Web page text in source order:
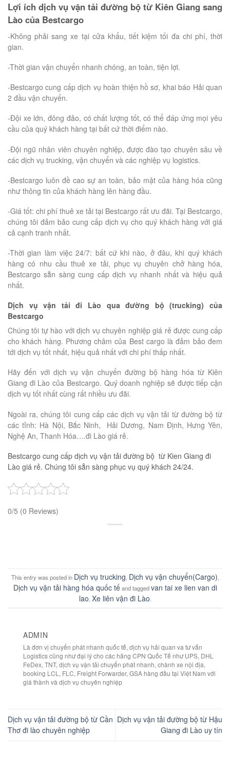
Lợi ích dịch vụ vận tải đường bộ từ Kiên Giang sang
Lào của Bestcargo
-Không phải sang xe tại cửa khẩu, tiết kiệm tối đa chi phí, thời
gian.
-Thời gian vận chuyển nhanh chóng, an toàn, tiện lợi.
-Bestcargo cung cấp dịch vụ hoàn thiện hồ sơ, khai báo Hải quan
2 đầu vận chuyển.
-Đội xe lớn, đông đảo, có chất lượng tốt, có thể đáp ứng mọi yêu
cầu của quý khách hàng tại bất cứ thời điểm nào.
-Đội ngũ nhân viên chuyên nghiệp, được đào tạo chuyên sâu về
các dịch vụ trucking, vận chuyển và các nghiệp vụ logistics.
-Bestcargo luôn đề cao sự an toàn, bảo mật của hàng hóa cũng
như thông tin của khách hàng lên hàng đầu.
-Giá tốt: chi phí thuê xe tải tại Bestcargo rất ưu đãi. Tại Bestcargo,
chúng tôi đảm bảo cung cấp dịch vụ cho quý khách hàng với giá
cả cạnh tranh nhất.
-Thời gian làm việc 24/7: bất cứ khi nào, ở đâu, khi quý khách
hàng có nhu cầu thuê xe tải, phục vụ chuyên chở hàng hóa,
Bestcargo sẵn sàng cung cấp dịch vụ nhanh nhất và hiệu quả
nhất.
Dịch vụ vận tải đi Lào qua đường bộ (trucking) của
Bestcargo
Chúng tôi tự hào với dịch vụ chuyên nghiệp giá rẻ được cung cấp
cho khách hàng. Phương châm của Best cargo là đảm bảo đem
tới dịch vụ tốt nhất, hiệu quả nhất với chi phí thấp nhất.
Hãy đến với dịch vụ vận chuyển đường bộ hàng hóa từ Kiên
Giang đi Lào của Bestcargo. Quý doanh nghiệp sẽ được tiếp cận
dịch vụ tốt nhất cùng rất nhiều ưu đãi.
Ngoài ra, chúng tôi cung cấp các dịch vụ vận tải từ đường bộ từ
các tỉnh: Hà Nội, Bắc Ninh, Hải Dương, Nam Định, Hưng Yên,
Nghệ An, Thanh Hóa….đi Lào giá rẻ.
Bestcargo cung cấp dịch vụ vận tải đường bộ từ Kien Giang đi
Lào giá rẻ. Chúng tôi sẵn sàng phục vụ quý khách 24/24.
0/5 (0 Reviews)
This entry was posted in Dịch vụ trucking, Dịch vụ vận chuyển(Cargo),
Dịch vụ vận tải hàng hóa quốc tếand taggedvan tai xe lien van di
lao, Xe liên vận đi Lào.
ADMIN
Là đơn vị chuyển phát nhanh quốc tế, dịch vụ hải quan va tư vấn
Logistics cũng như đại lý cho các hãng CPN Quốc Tế như UPS, DHL
FeDex, TNT, dịch vụ vận tải chuyển phát nhanh, chành xe nội địa,
booking LCL, FLC, Freight Forwarder, GSA hàng đầu tại Việt Nam với
giá thành và dịch vụ chuyên nghiệp
Dịch vụ vận tải đường bộ từ Cần
Thơ đi lào chuyên nghiệp
Dịch vụ vận tải đường bộ từ Hậu
Giang đi Lào uy tín